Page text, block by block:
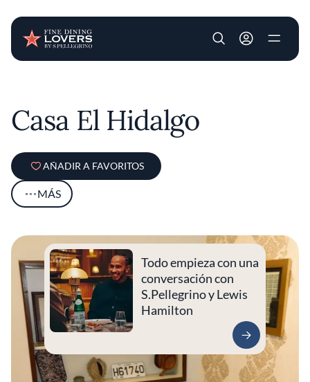
User account
Casa El Hidalgo
AÑADIR A FAVORITOS
MÁS
Todo empieza con una
conversación con
S.Pellegrino y Lewis
Hamilton